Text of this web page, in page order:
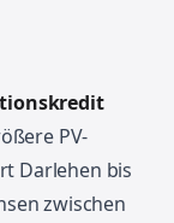
PV-
Darlehen bis
zwischen